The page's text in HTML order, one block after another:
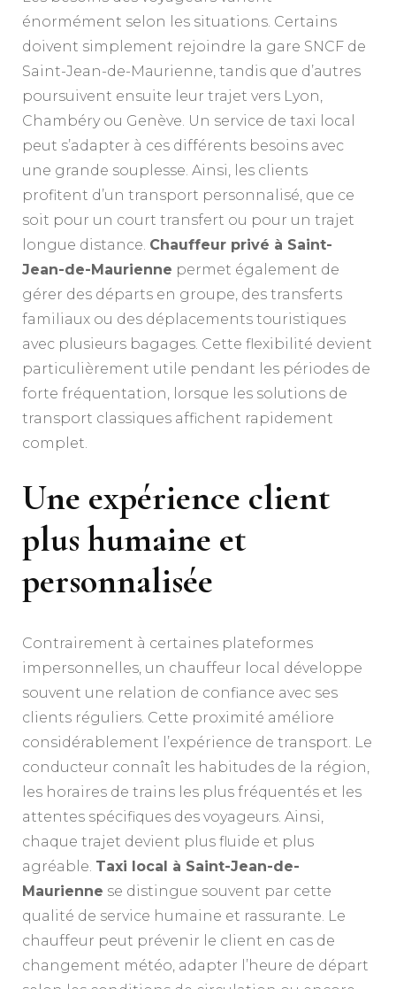
énormément selon les situations. Certains
doivent simplement rejoindre la gare SNCF de
Saint-Jean-de-Maurienne, tandis que d’autres
poursuivent ensuite leur trajet vers Lyon,
Chambéry ou Genève. Un service de taxi local
peut s’adapter à ces différents besoins avec
une grande souplesse. Ainsi, les clients
profitent d’un transport personnalisé, que ce
soit pour un court transfert ou pour un trajet
longue distance. Chauffeur privé à Saint-
Jean-de-Maurienne permet également de
gérer des départs en groupe, des transferts
familiaux ou des déplacements touristiques
avec plusieurs bagages. Cette flexibilité devient
particulièrement utile pendant les périodes de
forte fréquentation, lorsque les solutions de
transport classiques affichent rapidement
complet.
Une expérience client
plus humaine et
personnalisée
Contrairement à certaines plateformes
impersonnelles, un chauffeur local développe
souvent une relation de confiance avec ses
clients réguliers. Cette proximité améliore
considérablement l’expérience de transport. Le
conducteur connaît les habitudes de la région,
les horaires de trains les plus fréquentés et les
attentes spécifiques des voyageurs. Ainsi,
chaque trajet devient plus fluide et plus
agréable. Taxi local à Saint-Jean-de-
Maurienne se distingue souvent par cette
qualité de service humaine et rassurante. Le
chauffeur peut prévenir le client en cas de
changement météo, adapter l’heure de départ